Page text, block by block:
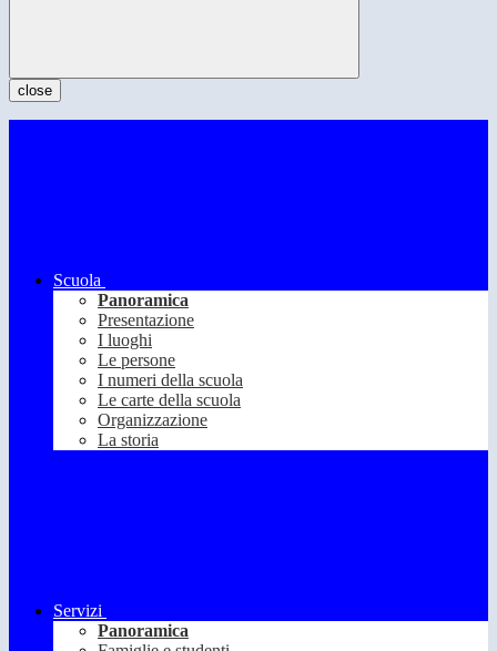
close
Scuola
Panoramica
Presentazione
I luoghi
Le persone
I numeri della scuola
Le carte della scuola
Organizzazione
La storia
Servizi
Panoramica